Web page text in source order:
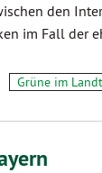
den
im Fall der
Grüne im